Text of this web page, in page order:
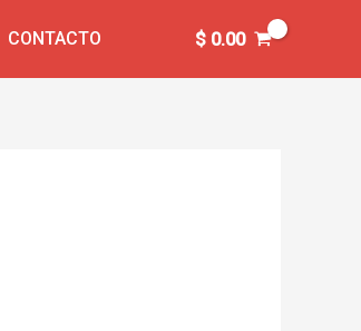
CONTACTO $0.00